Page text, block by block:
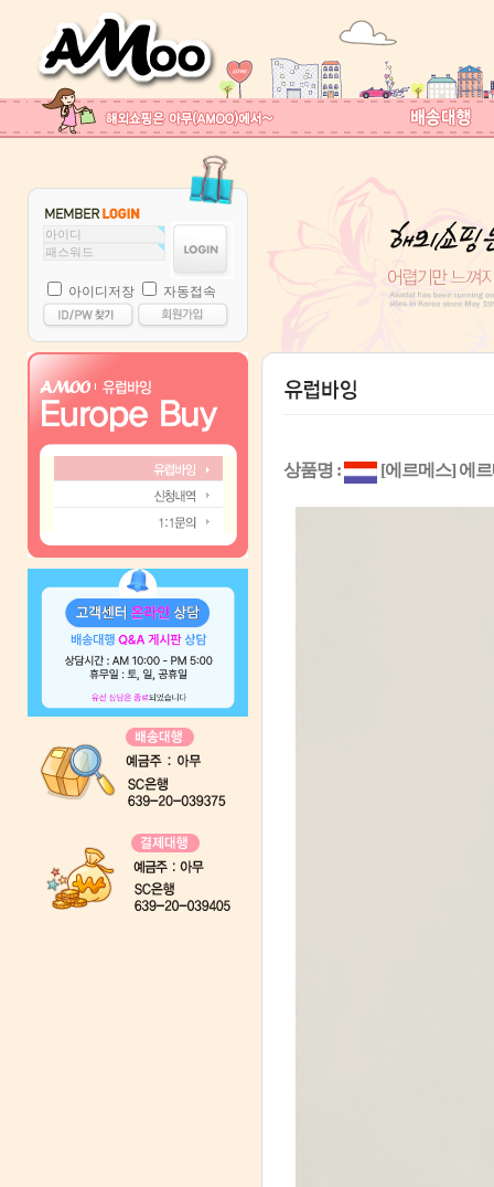
아이디저장 자동접속
상품명 : [에르메스] 에